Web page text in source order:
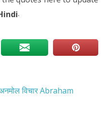
.
विचार Abraham